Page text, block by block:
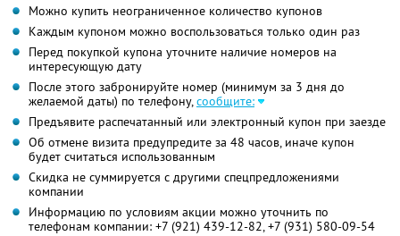
Можно купить неограниченное количество купонов
Каждым купоном можно воспользоваться только один раз
Перед покупкой купона уточните наличие номеров на
интересующую дату
После этого забронируйте номер (минимум за 3 дня до
желаемой даты) по телефону,сообщите:
Предъявите распечатанный или электронный купон при заезде
Об отмене визита предупредите за 48 часов, иначе купон
будет считаться использованным
Скидка не суммируется с другими спецпредложениями
компании
Информацию по условиям акции можно уточнить по
телефонам компании: +7 (921) 439-12-82, +7 (931) 580-09-54